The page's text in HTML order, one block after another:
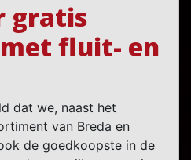
gratis
fluit- en
dat we, naast het
van Breda en
de goedkoopste in de